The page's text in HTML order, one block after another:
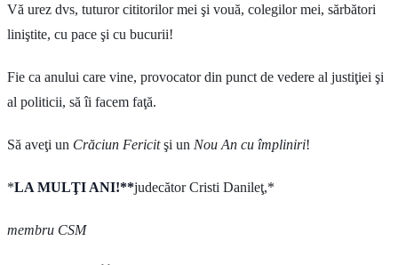
Vă urez dvs, tuturor cititorilor mei şi vouă, colegilor mei, sărbători
liniştite, cu pace şi cu bucurii!
Fie ca anului care vine, provocator din punct de vedere al justiţiei şi
al politicii, să îi facem faţă.
Să aveţi un Crăciun Fericitşi un Nou An cu împliniri!
*LA MULŢI ANI!**judecător Cristi Danileţ,*
membru CSM